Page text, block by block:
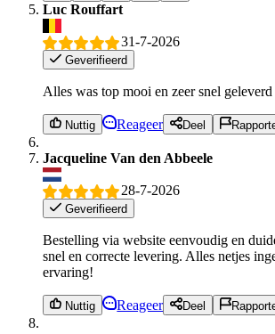
Luc Rouffart
31-7-2026
Geverifieerd
Alles was top mooi en zeer snel geleverd
Nuttig Reageer Deel
Jacqueline Van den Abbeele
28-7-2026
Geverifieerd
Bestelling via website eenvoudig en
snel en correcte levering. Alles netjes
ervaring!
Nuttig Reageer Deel